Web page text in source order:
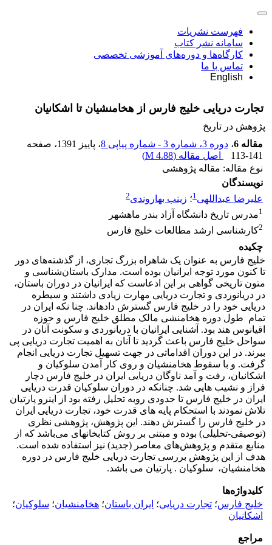
فهرست نشریات
سامانه نشر کتاب
کارگاه‌ها و دوره‌های آموزشی تخصصی
تماس با ما
English
تجارت دریایی خلیج فارس از هخامنشیان تا اشکانیان
پژوهش در تاریخ
مقاله 6
، دوره 3، شماره 3 - شماره پیاپی 8 ، پاییز 1391
، صفحه
113-141
اصل مقاله (4.88 M
)
نوع مقاله: مقاله پژوهشی
نویسندگان
علیرضا عبداللهی1؛ زینب بهاروندی2
1مدرس تاریخ دانشگاه آزاد بندر ماهشهر
2کارشناسی ارشد مطالعات خلیج فارس
چکیده
خلیج فارس به عنوان یک‌ شاهراه بزرگ تجاری، از گذشته‌های دور
تا کنون مورد توجه ایرانیان بوده است. مدارک باستان‌شناسی و
متون تاریخی گواهی بر این ادعاست که ایرانیان در دوران باستان،
در دریانوردی و تجارت دریایی مهارت زیادی داشتند و سیطره
دریایی خود را در خلیج فارس گسترش داده­اند. چنا نکه ایران در
تمام طول دوره هخامنشی مالک مطلق خلیج فارس و حوزه
اقیانوس هند بود. آشنایی ایرانیان با دریانوردی و سکونت آنان در
سواحل خلیج فارس باعث گردید تا آنان به اهمیت تجارت دریایی پی
ببرند. در این دوران اقداماتی در جهت تسهیل تجارت دریایی انجام
گرفت. و با سقوط هخامنشیان و روی کار آمدن سلوکیان و
اشکانیان، رفت و آمد ناوگان دریایی ایران در خلیج فارس دچار
فراز و نشیب هایی شد. چنانکه در دوران سلوکیان قدرت دریایی
ایران در خلیج فارس تا حدودی روبه تحلیل رفته بود از اینرو پارتیان
تلاش نمودند با استحکام پایه های قدرت خود، تجارت دریایی ایران
در خلیج فارس را گسترش دهند. این پژوهش، پژوهشی نظری
(توصیفی-تحلیلی) بوده و مبتنی بر روش کتابخانه­ای می‌باشد که از
منابع متقدم و پژوهش‌ها‌ی معاصر (جدید) نیز استفاده شده است.
هدف از این پژوهش بررسی تجارت دریایی خلیج فارس در دوره
هخامنشیان، سلوکیان . پارتیان می باشد.
کلیدواژه‌ها
خلیج فارس؛ تجارت دریایی؛ ایران باستان؛ هخامنشیان؛ سلوکیان؛
اشکانیان
مراجع